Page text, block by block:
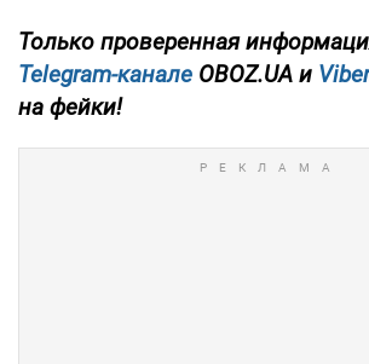
Только проверенная
Telegram-канале OBOZ.UA и Viber
на фейки!